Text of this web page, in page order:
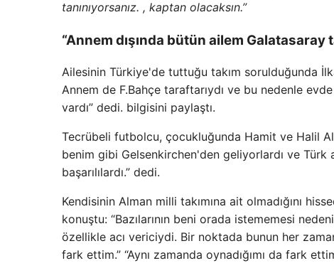
tanınıyorsanız. , kaptan olacaksın.”
“Annem dışında bütün ailem Galatasaray
Ailesinin Türkiye'de tuttuğu takım sorulduğunda
Annem de F.Bahçe taraftarıydı ve bu nedenle
vardı” dedi. bilgisini paylaştı.
Tecrübeli futbolcu, çocukluğunda Hamit ve Halil
benim gibi Gelsenkirchen'den geliyorlardı ve Türk
başarılılardı.” dedi.
Kendisinin Alman milli takımına ait olmadığını
konuştu: “Bazılarının beni orada istememesi
özellikle acı vericiydi. Bir noktada bunun her
fark ettim.” “Aynı zamanda oynadığımı da fark